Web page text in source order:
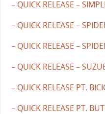
– QUICK RELEASE –
– QUICK RELEASE –
– QUICK RELEASE –
– QUICK RELEASE –
– QUICK RELEASE PT.
– QUICK RELEASE PT.